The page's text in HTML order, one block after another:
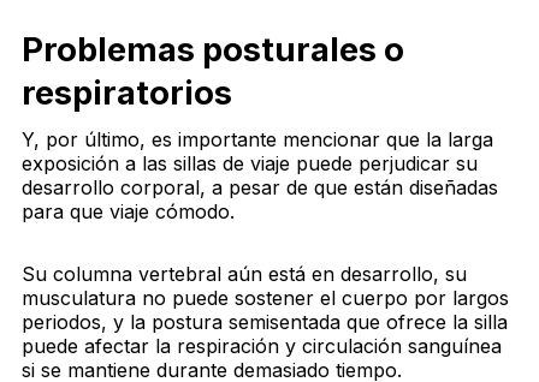
Problemas posturales o
respiratorios
Y, por último, es importante mencionar que la larga
exposición a las sillas de viaje puede perjudicar su
desarrollo corporal, a pesar de que están diseñadas
para que viaje cómodo.
Su columna vertebral aún está en desarrollo, su
musculatura no puede sostener el cuerpo por largos
periodos, y la postura semisentada que ofrece la silla
puede afectar la respiración y circulación sanguínea
si se mantiene durante demasiado tiempo.